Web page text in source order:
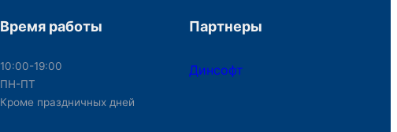
Время работы
10:00-19:00
ПН-ПТ
Кроме праздничных дней
Партнеры
Динсофт